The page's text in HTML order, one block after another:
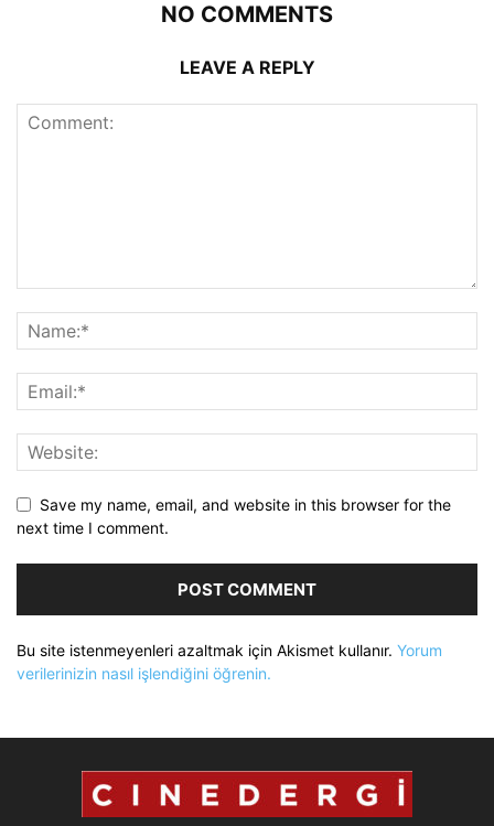
NO COMMENTS
LEAVE A REPLY
Save my name, email, and website in this browser for the
next time I comment.
Bu site istenmeyenleri azaltmak için Akismet kullanır. Yorum
verilerinizin nasıl işlendiğini öğrenin.